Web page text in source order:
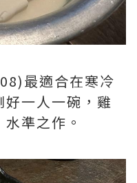
最適合在寒冷
一人一碗，雞
準之作。